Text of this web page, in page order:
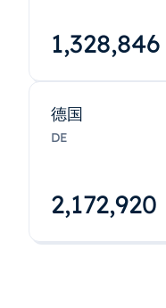
1,328,848
德国
DE
2,172,922